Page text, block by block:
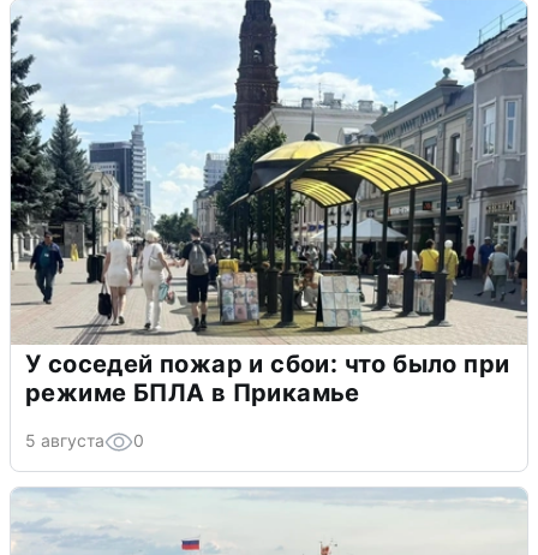
У соседей пожар и сбои: что было при
режиме БПЛА в Прикамье
5 августа 0